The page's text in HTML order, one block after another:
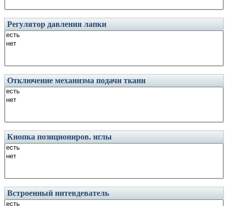
Регулятор давления лапки
Отключение механизма подачи ткани
Кнопка позициониров. иглы
Встроенный нитевдеватель